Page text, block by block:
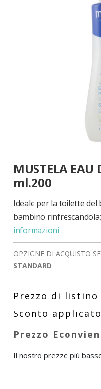
all'inizio
della
galleria
di
immagini
MUSTELA EAU
ml.200
Ideale per la toilette del
bambino
informazioni
OPZIONE DI ACQUISTO
STANDARD
Il nostro prezzo più